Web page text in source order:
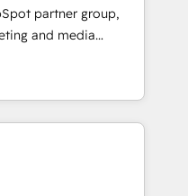
Impact Award 🏆
🏆 Gold AVA Digital
CRM
partner group,
and media
and Southern
Born in Chile,
international reach to
technology, creativity,
building end-to-
AI automation,